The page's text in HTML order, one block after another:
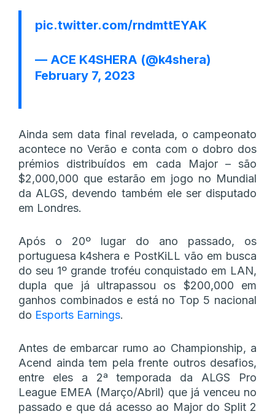
pic.twitter.com/rndmttEYAK
— ACE K4SHERA (@k4shera)
February 7, 2023
Ainda sem data final revelada, o campeonato
acontece no Verão e conta com o dobro dos
prémios distribuídos em cada Major – são
$2,000,000 que estarão em jogo no Mundial
da ALGS, devendo também ele ser disputado
em Londres.
Após o 20º lugar do ano passado, os
portuguesa k4shera e PostKiLL vão em busca
do seu 1º grande troféu conquistado em LAN,
dupla que já ultrapassou os $200,000 em
ganhos combinados e está no Top 5 nacional
do Esports Earnings.
Antes de embarcar rumo ao Championship, a
Acend ainda tem pela frente outros desafios,
entre eles a 2ª temporada da ALGS Pro
League EMEA (Março/Abril) que já venceu no
passado e que dá acesso ao Major do Split 2